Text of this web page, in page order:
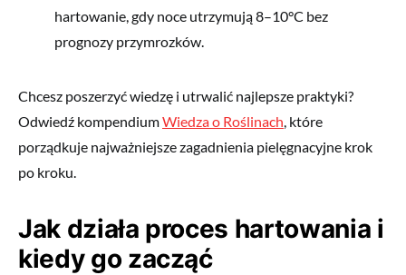
hartowanie, gdy noce utrzymują 8–10°C bez
prognozy przymrozków.
Chcesz poszerzyć wiedzę i utrwalić najlepsze praktyki?
Odwiedź kompendiumWiedza o Roślinach, które
porządkuje najważniejsze zagadnienia pielęgnacyjne krok
po kroku.
Jak działa proces hartowania i
kiedy go zacząć